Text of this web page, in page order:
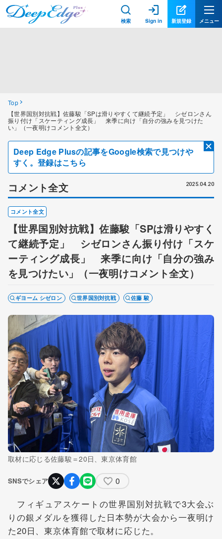
検索 Sign in 新規登録 メニュー
Top
【世界国別対抗戦】佐藤駿「SPは滑りやすくて継続予定」 シゼロンさん
振り付け「スケーティング成長」 来季に向け「自分の強みを見つけた
い」（一夜明けコメント全文）
Deep Edge Plusの記事をGoogle検索で見つけや
すく。登録はこちら
コメント全文 2025.04.20
コメント全文
【世界国別対抗戦】佐藤駿「SPは滑りやすく
て継続予定」 シゼロンさん振り付け「スケ
ーティング成長」 来季に向け「自分の強み
を見つけたい」（一夜明けコメント全文）
ギヨーム シゼロン 世界国別対抗戦 佐藤 駿
取材に応じる佐藤駿＝20日、東京体育館
SNSでシェア 0
フィギュアスケートの世界国別対抗戦で3大会ぶ
りの銀メダルを獲得した日本勢が大会から一夜明け
た20日、東京体育館で取材に応じた。